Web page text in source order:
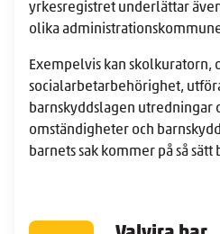
yrkesregistret underlättar
olika
Exempelvis kan skolkuratorn,
socialarbetarbehörighet,
barnskyddslagen utredningar
omständigheter och
barnets sak kommer på så sätt